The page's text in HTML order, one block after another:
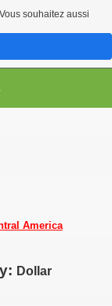
America
Dollar
souhaitez aussi